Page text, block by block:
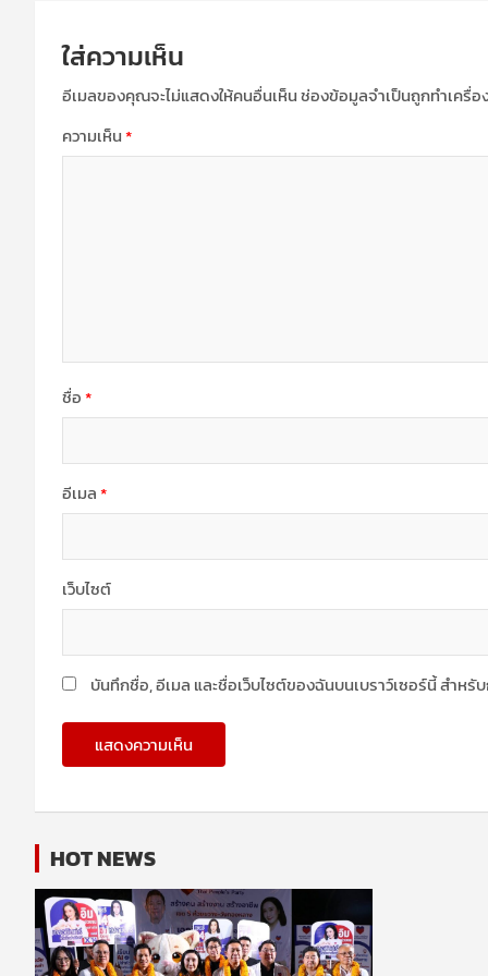
ใส่ความเห็น
อีเมลของคุณจะไม่แสดงให้คนอื่นเห็นช่องข้อมูลจำเป็นถูกทำเครื่อ
ความเห็น*
ชื่อ*
อีเมล*
เว็บไซต์
บันทึกชื่อ, อีเมล และชื่อเว็บไซต์ของฉันบนเบราว์เซอร์นี้ สำห
HOT NEWS